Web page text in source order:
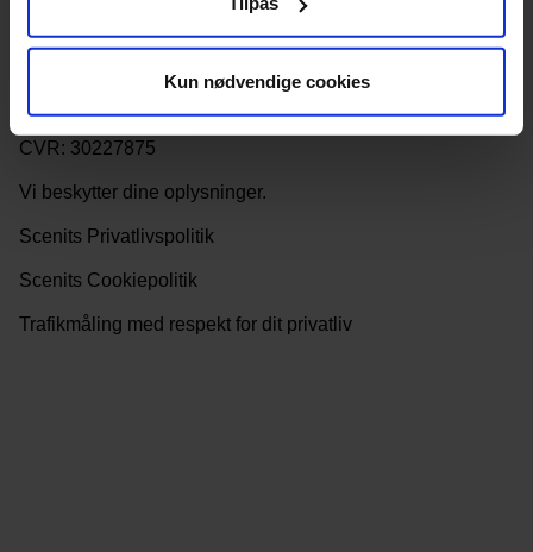
Kun nødvendige cookies
man-tors 10-16, fre 10-15
info@scenit.dk
1456 København K.
CVR: 30227875
Vi beskytter dine oplysninger.
Scenits Privatlivspolitik
Scenits Cookiepolitik
Trafikmåling med respekt for dit privatliv